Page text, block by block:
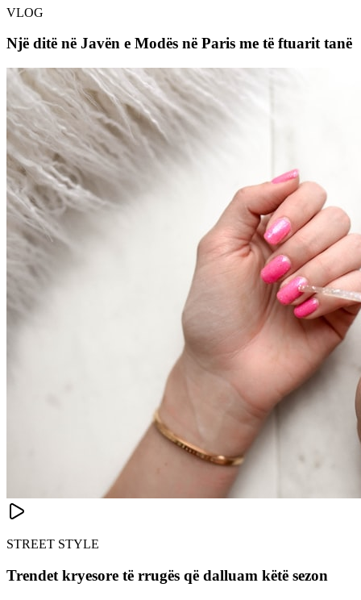
VLOG
Një ditë në Javën e Modës në Paris me të ftuarit tanë
STREET STYLE
Trendet kryesore të rrugës që dalluam këtë sezon